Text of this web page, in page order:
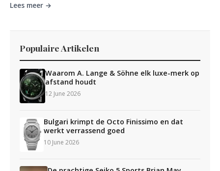
Lees meer →
Populaire Artikelen
Waarom A. Lange & Söhne elk luxe-merk op
afstand houdt
12 June 2026
Bulgari krimpt de Octo Finissimo en dat
werkt verrassend goed
10 June 2026